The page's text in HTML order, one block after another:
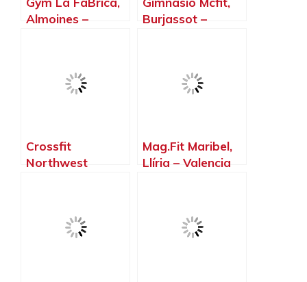
Almoines –
Burjassot –
Crossfit
Northwest
Mag.Fit Maribel,
Llíria – Valencia